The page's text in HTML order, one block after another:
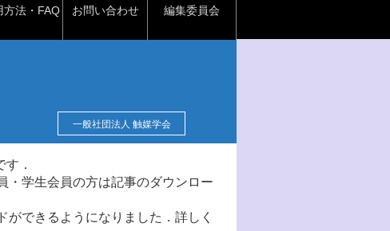
方法・FAQ お問い合わせ 編集委員会
一般社団法人 触媒学会
．
・学生会員の方は記事のダウンロー
できるようになりました．詳しく